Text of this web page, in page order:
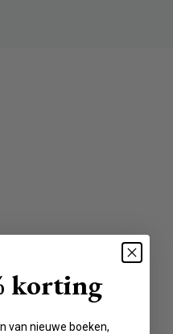
korting
van nieuwe boeken,